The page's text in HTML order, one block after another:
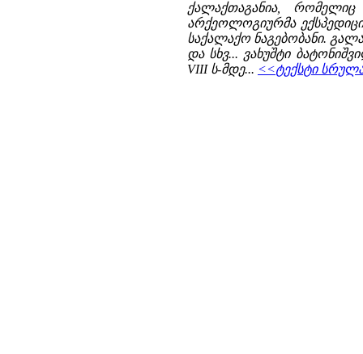
ქალაქთაგანია, რომელიც
არქეოლოგიურმა
საქალაქო ნაგებობანი.
და სხვ... ვახუშტი
VIII ს-მდე... <<ტექსტი